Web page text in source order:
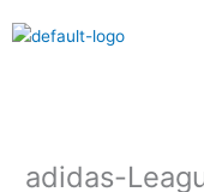
to
adidas-